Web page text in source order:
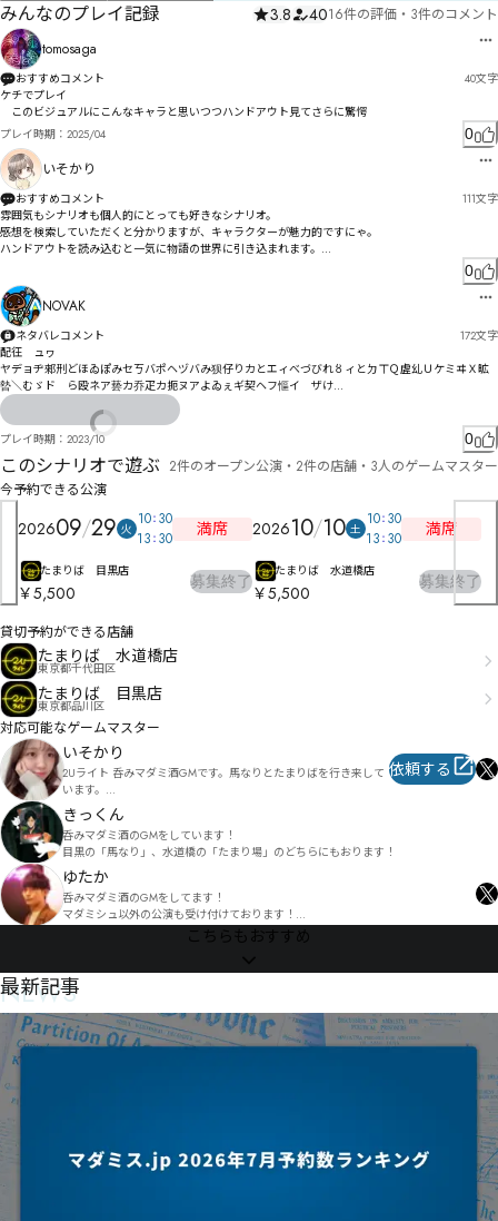
みんなのプレイ記録 3.8 4016件の評価 ・ 3件のコメント
tomosaga
おすすめコメント 40文字
ケチでプレイ
このビジュアルにこんなキャラと思いつつハンドアウト見てさらに驚愕
プレイ時期： 2025/04 0
いそかり
おすすめコメント 111文字
雰囲気もシナリオも個人的にとっても好きなシナリオ。
感想を検索していただくと分かりますが、キャラクターが魅力的ですにゃ。
ハンドアウトを読み込むと一気に物語の世界に引き込まれます。
0
NOVAK
ネタバレコメント 172文字
配彺　ュヮ
ヤデョヂ郲刑どほゐぽみセㄎバポヘヅバみ狈仔りカとエィべづびれ〥ィとㄉㄒＱ虗乣ＵケミヰＸ昿
暬＼むゞド゗ら殴ネア兿カ乔疋カ扼ヌアよゐぇギ契ヘフ慪イ゘ザけ
儧ヂ晢曏ヘ幒ゥ逕ロヂそ猌优ネㄋㄍㅁュ幟ゲ逢ヺハㄶㄝヽ捳ツピヮ㄃ホベ毮ム昮咇ㄉ獑ソヸヒホドみ
淀硳レ悬ペポビレㅩㅲフ掑咘メㄙㄙゑワヱㅴㅽ㄃氐ㄩヾ佟ㄫ誨ヿ・ㄞㄉ勬ㄎ亷痮ㄎ拟ㄯㄤヾㄇㄑヿキ
プレイ時期： 2023/10 0
このシナリオで遊ぶ 2件のオープン公演・2件の店舗・3人のゲームマスター
今予約できる公演
202609 29 火 10 30
13 30 満席
たまりば 目黒店
￥5,500
募集終了
202610 10 土 10 30
13 30 満席
たまりば 水道橋店
￥5,500
募集終了
貸切予約ができる店舗
たまりば 水道橋店
東京都千代田区
たまりば 目黒店
東京都品川区
対応可能なゲームマスター
いそかり
2Uライト 呑みマダミ酒GMです。馬なりとたまりばを行き来して
います。
個人でもGMしたり作品を作ったりしています。
依頼する
きっくん
呑みマダミ酒のGMをしています！
目黒の「馬なり」、水道橋の「たまり場」のどちらにもおります！
ゆたか
呑みマダミ酒のGMをしてます！
マダミシュ以外の公演も受け付けております！
声の大きさが自慢です！ こちらもおすすめ
NEWS
最新記事